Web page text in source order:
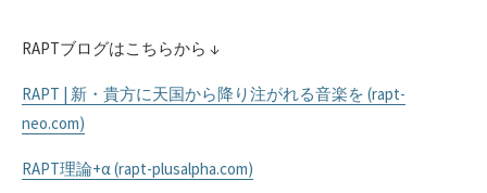
RAPTブログはこちらから ↓
RAPT | 新・貴方に天国から降り注がれる音楽を (rapt-
neo.com)
RAPT理論+α (rapt-plusalpha.com)